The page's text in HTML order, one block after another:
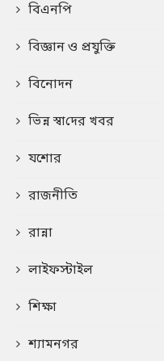
বিএনপি
বিজ্ঞান ও প্রযুক্তি
বিনোদন
ভিন্ন স্বা‌দের খবর
যশোর
রাজনীতি
রান্না
লাইফস্টাইল
শিক্ষা
শ্যামনগর